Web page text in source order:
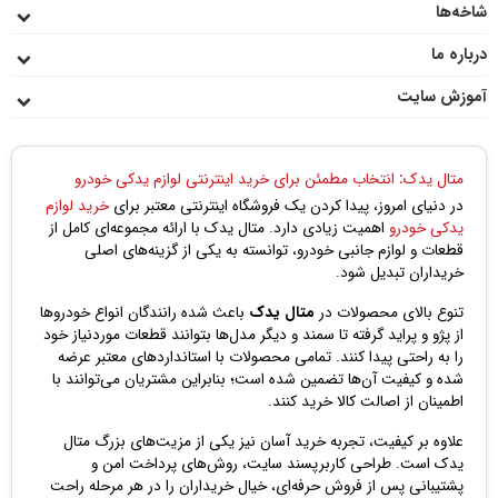
موجود در بازار، به نظر می‌رسد که مکمل‌هایی که ترکیبات
می‌بخشند، بهترین گزینه برای استفاده در خودروها هستند. این
و کاهش آلودگی هم کمک می‌کنند و همچنین سازگاری بالایی با
با پیشرفت فناوری و افزایش استفاده از موتورسیکلت‌ها به عنوان
یک وسیله نقلیه پرکاربرد، تلاش‌های زیادی برای بهبود عملکرد و
بهینه‌سازی کارایی موتورها صورت گرفته است. یکی از روش‌هایی
که برای بهبود عملکرد موتورسیکلت‌ها مطرح شده، استفاده از
مکمل‌های بنزین است. در ادامه، به بررسی تأثیرات و مزایای
مکمل‌های بنزین، موادی هستند که به بنزین اضافه می‌شوند تا
عملکرد موتور و کارایی آن را بهبود بخشند. این مواد ممکن است
شامل ترکیبات شیمیایی مختلفی باشند که به‌طور مستقیم به
مخلوط بنزین افزوده می‌شوند یا به صورت مکمل‌های جانبی
تأثیرات مثبت مکمل‌های بنزین برای موتورسیکلت
شاخه‌ها
درباره ما
آموزش سایت
متال یدک: انتخاب مطمئن برای خرید اینترنتی لوازم یدکی خودرو
در دنیای امروز، پیدا کردن یک فروشگاه اینترنتی معتبر برایخرید لوازم
یدکی خودرو اهمیت زیادی دارد. متال یدک با ارائه مجموعه‌ای کامل از
قطعات و لوازم جانبی خودرو، توانسته به یکی از گزینه‌های اصلی
خریداران تبدیل شود.
تنوع بالای محصولات در متال یدک باعث شده رانندگان انواع خودروها
از پژو و پراید گرفته تا سمند و دیگر مدل‌ها بتوانند قطعات موردنیاز خود
را به راحتی پیدا کنند. تمامی محصولات با استانداردهای معتبر عرضه
شده و کیفیت آن‌ها تضمین شده است؛ بنابراین مشتریان می‌توانند با
اطمینان از اصالت کالا خرید کنند.
علاوه بر کیفیت، تجربه خرید آسان نیز یکی از مزیت‌های بزرگ متال
یدک است. طراحی کاربرپسند سایت، روش‌های پرداخت امن و
پشتیبانی پس از فروش حرفه‌ای، خیال خریداران را در هر مرحله راحت